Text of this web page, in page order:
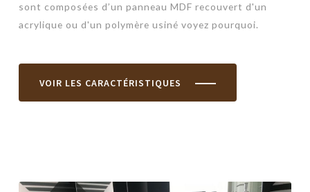
sont composées d’un panneau MDF recouvert d'un
acrylique ou d'un polymère usiné voyez pourquoi.
VOIR LES CARACTÉRISTIQUES